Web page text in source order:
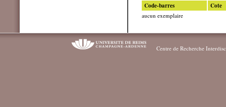
Code-barres Cote
aucun exemplaire
Centre de Recherche